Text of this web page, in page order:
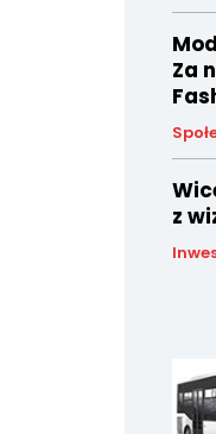
Za
z